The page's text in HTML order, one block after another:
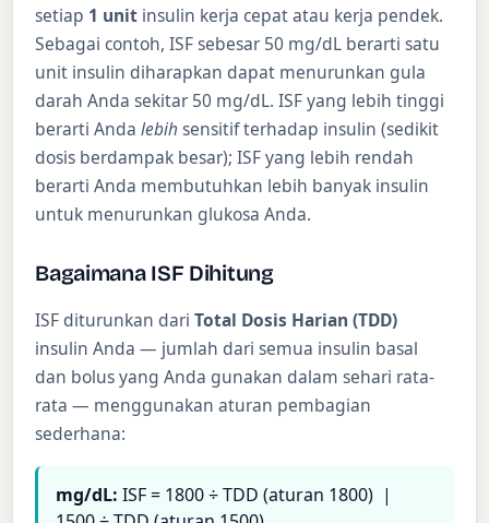
setiap 1 unit insulin kerja cepat atau kerja pendek.
Sebagai contoh, ISF sebesar 50 mg/dL berarti satu
unit insulin diharapkan dapat menurunkan gula
darah Anda sekitar 50 mg/dL. ISF yang lebih tinggi
berarti Andalebih sensitif terhadap insulin (sedikit
dosis berdampak besar); ISF yang lebih rendah
berarti Anda membutuhkan lebih banyak insulin
untuk menurunkan glukosa Anda.
Bagaimana ISF Dihitung
ISF diturunkan dariTotal Dosis Harian (TDD)
insulin Anda — jumlah dari semua insulin basal
dan bolus yang Anda gunakan dalam sehari rata-
rata — menggunakan aturan pembagian
sederhana:
mg/dL: ISF = 1800 ÷ TDD (aturan 1800) |